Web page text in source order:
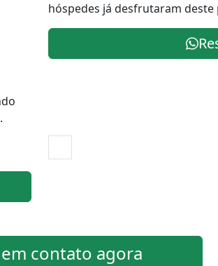
hóspedes já desfrutaram deste
contato agora